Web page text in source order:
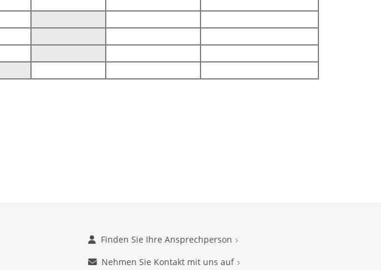
Finden Sie Ihre Ansprechperson
Nehmen Sie Kontakt mit uns auf